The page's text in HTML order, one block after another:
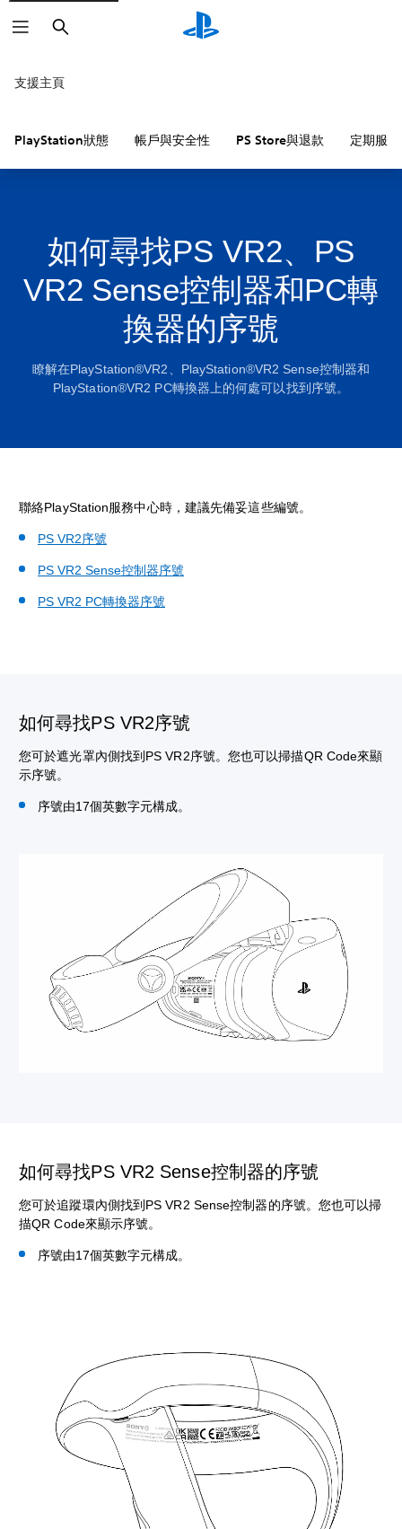
搜
尋
支援主頁
PlayStation狀態 帳戶與安全性 PS Store與退款 定期服務
如何尋找PS VR2、PS
VR2 Sense控制器和PC轉
換器的序號
瞭解在PlayStation®VR2、PlayStation®VR2 Sense控制器和
PlayStation®VR2 PC轉換器上的何處可以找到序號。
聯絡PlayStation服務中心時，建議先備妥這些編號。
PS VR2序號
PS VR2 Sense控制器序號
PS VR2 PC轉換器序號
如何尋找PS VR2序號
您可於遮光罩內側找到PS VR2序號。您也可以掃描QR Code來顯
示序號。
序號由17個英數字元構成。
如何尋找PS VR2 Sense控制器的序號
您可於追蹤環內側找到PS VR2 Sense控制器的序號。您也可以掃
描QR Code來顯示序號。
序號由17個英數字元構成。